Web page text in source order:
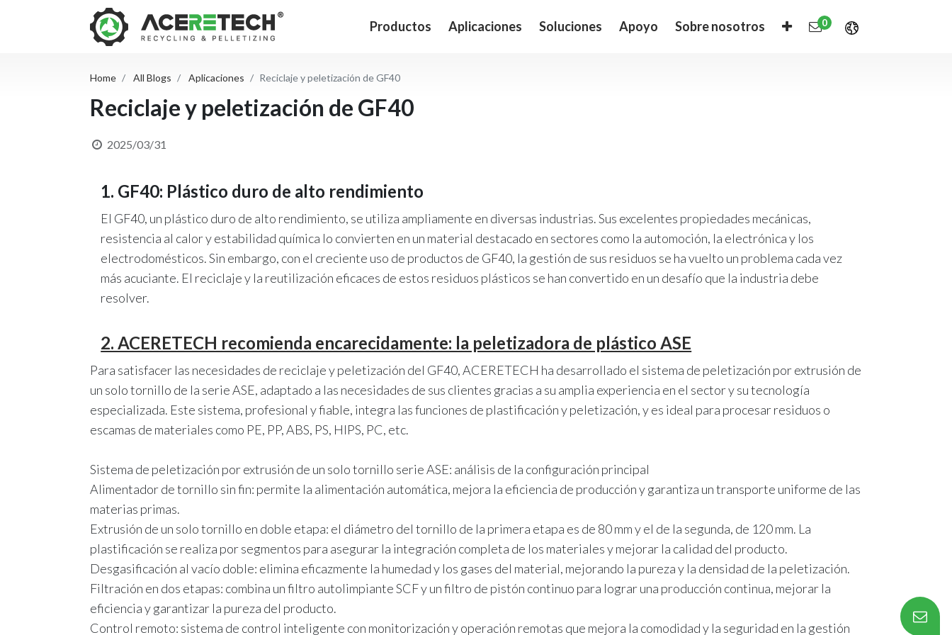
Productos Aplicaciones Soluciones Apoyo Sobre nosotros 0
Home All Blogs Aplicaciones Reciclaje y peletización de GF40
Reciclaje y peletización de GF40
2025/03/31
1. GF40: Plástico duro de alto rendimiento
El GF40, un plástico duro de alto rendimiento, se utiliza ampliamente en diversas industrias. Sus excelentes propiedades mecánicas,
resistencia al calor y estabilidad química lo convierten en un material destacado en sectores como la automoción, la electrónica y los
electrodomésticos. Sin embargo, con el creciente uso de productos de GF40, la gestión de sus residuos se ha vuelto un problema cada vez
más acuciante. El reciclaje y la reutilización eficaces de estos residuos plásticos se han convertido en un desafío que la industria debe
resolver.
2. ACERETECH recomienda encarecidamente: la peletizadora de plástico ASE
Para satisfacer las necesidades de reciclaje y peletización del GF40, ACERETECH ha desarrollado el sistema de peletización por extrusión de
un solo tornillo de la serie ASE, adaptado a las necesidades de sus clientes gracias a su amplia experiencia en el sector y su tecnología
especializada. Este sistema, profesional y fiable, integra las funciones de plastificación y peletización, y es ideal para procesar residuos o
escamas de materiales como PE, PP, ABS, PS, HIPS, PC, etc.
Sistema de peletización por extrusión de un solo tornillo serie ASE: análisis de la configuración principal
Alimentador de tornillo sin fin: permite la alimentación automática, mejora la eficiencia de producción y garantiza un transporte uniforme de las
materias primas.
Extrusión de un solo tornillo en doble etapa: el diámetro del tornillo de la primera etapa es de 80 mm y el de la segunda, de 120 mm. La
plastificación se realiza por segmentos para asegurar la integración completa de los materiales y mejorar la calidad del producto.
Desgasificación al vacío doble: elimina eficazmente la humedad y los gases del material, mejorando la pureza y la densidad de la peletización.
Filtración en dos etapas: combina un filtro autolimpiante SCF y un filtro de pistón continuo para lograr una producción continua, mejorar la
eficiencia y garantizar la pureza del producto.
Control remoto: sistema de control inteligente con monitorización y operación remotas que mejora la comodidad y la seguridad en la gestión